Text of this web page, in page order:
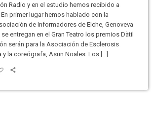
Radio y en el estudio hemos recibido a
primer lugar hemos hablado con la
de Informadores de Elche, Genoveva
entregan en el Gran Teatro los premios Dàtil
serán para la Asociación de Esclerosis
y la coreógrafa, Asun Noales. Los […]